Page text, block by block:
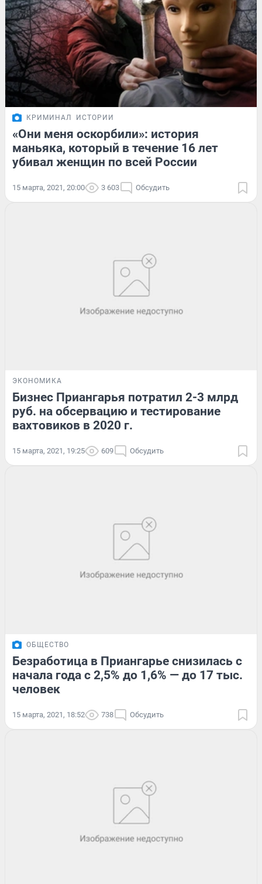
КРИМИНАЛ ИСТОРИИ
«Они меня оскорбили»: история
маньяка, который в течение 16 лет
убивал женщин по всей России
15 марта, 2021, 20:00 3 603 Обсудить
ЭКОНОМИКА
Бизнес Приангарья потратил 2-3 млрд
руб. на обсервацию и тестирование
вахтовиков в 2020 г.
15 марта, 2021, 19:25 609 Обсудить
ОБЩЕСТВО
Безработица в Приангарье снизилась с
начала года с 2,5% до 1,6% — до 17 тыс.
человек
15 марта, 2021, 18:52 738 Обсудить